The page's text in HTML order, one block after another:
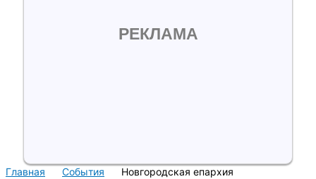
РЕКЛАМА
Главная События Новгородская епархия